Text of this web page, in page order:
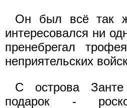
Он был всё так
интересовался ни
пренебрегал
неприятельских
С острова
подарок -